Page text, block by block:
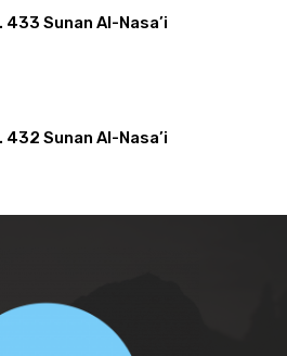
433 Sunan Al-Nasa’i
432 Sunan Al-Nasa’i